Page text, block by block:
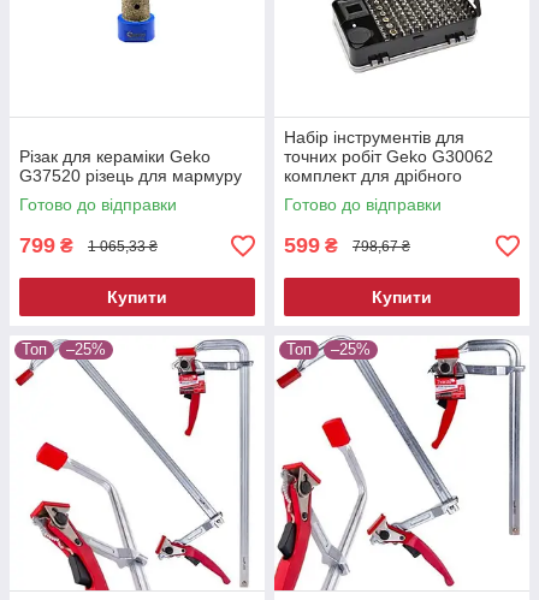
Різак для кераміки Geko
G37520 різець для мармуру
Готово до відправки
799 ₴ 1 065,33 ₴
Купити
Набір інструментів для
точних робіт Geko G30062
комплект для дрібного
ремонту
Готово до відправки
599 ₴ 798,67 ₴
Купити
Топ –25% Топ –25%